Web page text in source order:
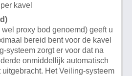
kavel
proxy bod genoemd) geeft u
bereid bent voor de kavel
systeem zorgt er voor dat na
onmiddellijk automatisch
Het Veiling-systeem